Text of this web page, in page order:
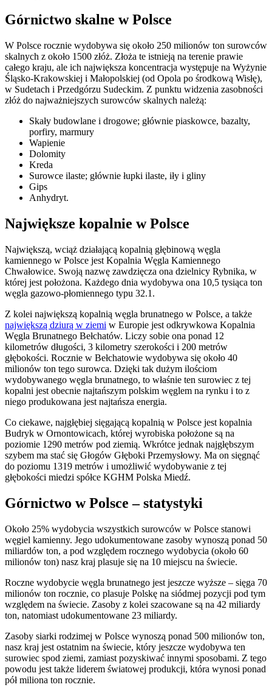
Górnictwo skalne w Polsce
W Polsce rocznie wydobywa się około 250 milionów ton surowców
skalnych z około 1500 złóż. Złoża te istnieją na terenie prawie
całego kraju, ale ich największa koncentracja występuje na Wyżynie
Śląsko-Krakowskiej i Małopolskiej (od Opola po środkową Wisłę),
w Sudetach i Przedgórzu Sudeckim. Z punktu widzenia zasobności
złóż do najważniejszych surowców skalnych należą:
Skały budowlane i drogowe; głównie piaskowce, bazalty,
porfiry, marmury
Wapienie
Dolomity
Kreda
Surowce ilaste; głównie łupki ilaste, iły i gliny
Gips
Anhydryt.
Największe kopalnie w Polsce
Największą, wciąż działającą kopalnią głębinową węgla
kamiennego w Polsce jest Kopalnia Węgla Kamiennego
Chwałowice. Swoją nazwę zawdzięcza ona dzielnicy Rybnika, w
której jest położona. Każdego dnia wydobywa ona 10,5 tysiąca ton
węgla gazowo-płomiennego typu 32.1.
Z kolei największą kopalnią węgla brunatnego w Polsce, a także
największą dziurą w ziemi w Europie jest odkrywkowa Kopalnia
Węgla Brunatnego Bełchatów. Liczy sobie ona ponad 12
kilometrów długości, 3 kilometry szerokości i 200 metrów
głębokości. Rocznie w Bełchatowie wydobywa się około 40
milionów ton tego surowca. Dzięki tak dużym ilościom
wydobywanego węgla brunatnego, to właśnie ten surowiec z tej
kopalni jest obecnie najtańszym polskim węglem na rynku i to z
niego produkowana jest najtańsza energia.
Co ciekawe, najgłębiej sięgającą kopalnią w Polsce jest kopalnia
Budryk w Ornontowicach, której wyrobiska położone są na
poziomie 1290 metrów pod ziemią. Wkrótce jednak najgłębszym
szybem ma stać się Głogów Głęboki Przemysłowy. Ma on sięgnąć
do poziomu 1319 metrów i umożliwić wydobywanie z tej
głębokości miedzi spółce KGHM Polska Miedź.
Górnictwo w Polsce – statystyki
Około 25% wydobycia wszystkich surowców w Polsce stanowi
węgiel kamienny. Jego udokumentowane zasoby wynoszą ponad 50
miliardów ton, a pod względem rocznego wydobycia (około 60
milionów ton) nasz kraj plasuje się na 10 miejscu na świecie.
Roczne wydobycie węgla brunatnego jest jeszcze wyższe – sięga 70
milionów ton rocznie, co plasuje Polskę na siódmej pozycji pod tym
względem na świecie. Zasoby z kolei szacowane są na 42 miliardy
ton, natomiast udokumentowane 23 miliardy.
Zasoby siarki rodzimej w Polsce wynoszą ponad 500 milionów ton,
nasz kraj jest ostatnim na świecie, który jeszcze wydobywa ten
surowiec spod ziemi, zamiast pozyskiwać innymi sposobami. Z tego
powodu jest także liderem światowej produkcji, która wynosi ponad
pół miliona ton rocznie.